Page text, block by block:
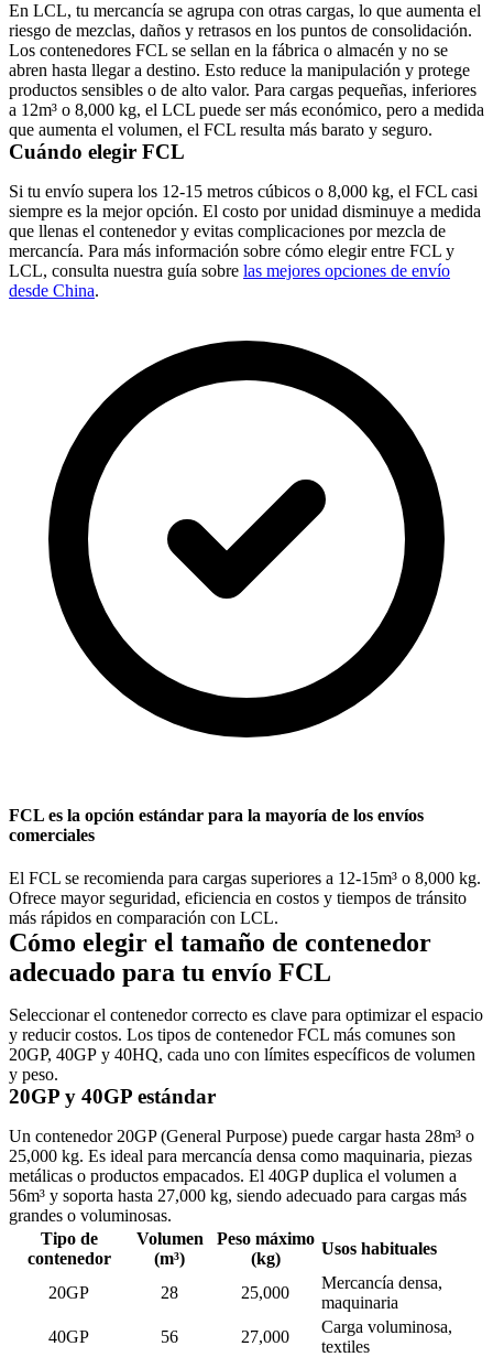
En LCL, tu mercancía se agrupa con otras cargas, lo que aumenta el
riesgo de mezclas, daños y retrasos en los puntos de consolidación.
Los contenedores FCL se sellan en la fábrica o almacén y no se
abren hasta llegar a destino. Esto reduce la manipulación y protege
productos sensibles o de alto valor. Para cargas pequeñas, inferiores
a 12m³ o 8,000 kg, el LCL puede ser más económico, pero a medida
que aumenta el volumen, el FCL resulta más barato y seguro.
Cuándo elegir FCL
Si tu envío supera los 12-15 metros cúbicos o 8,000 kg, el FCL casi
siempre es la mejor opción. El costo por unidad disminuye a medida
que llenas el contenedor y evitas complicaciones por mezcla de
mercancía. Para más información sobre cómo elegir entre FCL y
LCL, consulta nuestra guía sobre las mejores opciones de envío
desde China.
FCL es la opción estándar para la mayoría de los envíos
comerciales
El FCL se recomienda para cargas superiores a 12-15m³ o 8,000 kg.
Ofrece mayor seguridad, eficiencia en costos y tiempos de tránsito
más rápidos en comparación con LCL.
Cómo elegir el tamaño de contenedor
adecuado para tu envío FCL
Seleccionar el contenedor correcto es clave para optimizar el espacio
y reducir costos. Los tipos de contenedor FCL más comunes son
20GP, 40GP y 40HQ, cada uno con límites específicos de volumen
y peso.
20GP y 40GP estándar
Un contenedor 20GP (General Purpose) puede cargar hasta 28m³ o
25,000 kg. Es ideal para mercancía densa como maquinaria, piezas
metálicas o productos empacados. El 40GP duplica el volumen a
56m³ y soporta hasta 27,000 kg, siendo adecuado para cargas más
grandes o voluminosas.
Tipo de
contenedor
Volumen
(m³)
Peso máximo
(kg)
Usos habituales
20GP 28 25,000
Mercancía densa,
maquinaria
40GP
56 27,000
Carga voluminosa,
textiles